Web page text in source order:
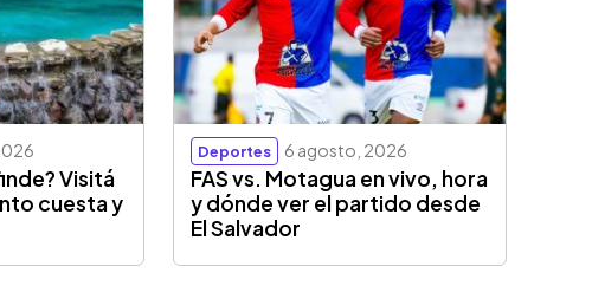
Visitá
cuesta y
Deportes 6 agosto, 2026
FAS vs. Motagua en vivo, hora
y dónde ver el partido desde
El Salvador